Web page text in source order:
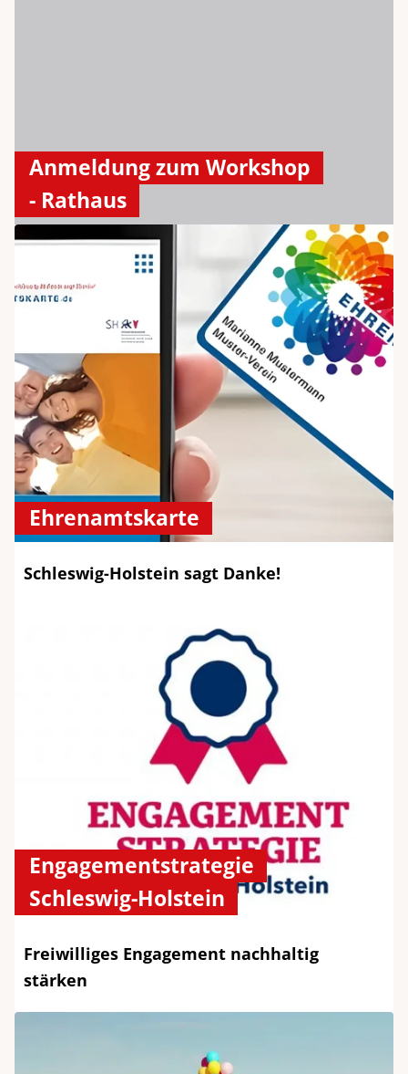
Anmeldung zum Workshop
- Rathaus
Ehrenamtskarte
Schleswig-Holstein sagt Danke!
Engagementstrategie
Schleswig-Holstein
Freiwilliges Engagement nachhaltig
stärken